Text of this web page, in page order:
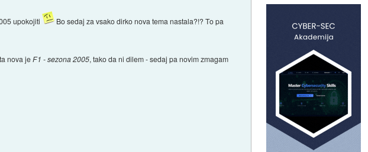
upokojiti
Bo sedaj za vsako dirko nova tema nastala?!? To pa
nova jeF1 - sezona 2005, tako da ni dilem - sedaj pa novim zmagam